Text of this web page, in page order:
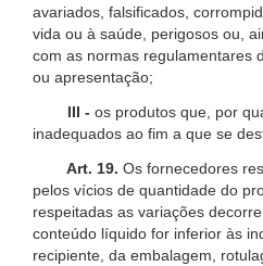
avariados, falsificados,
vida ou à saúde, perigosos ou,
com as normas regulamentares
ou apresentação;
III - os produtos que, por
inadequados ao fim a que se
Art. 19. Os fornecedores
pelos vícios de quantidade do
respeitadas as variações
conteúdo líquido for inferior às
recipiente, da embalagem,